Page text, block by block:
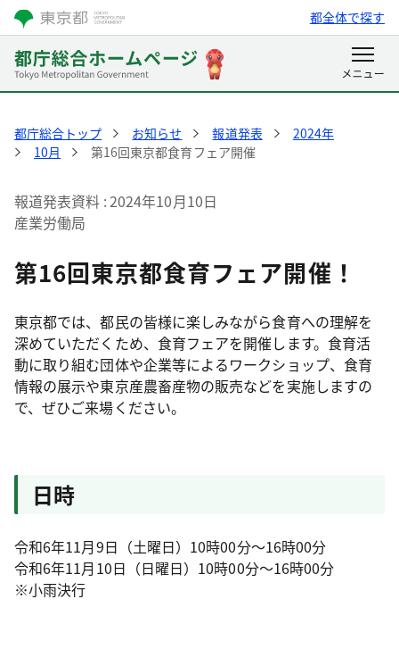
都全体で探す
都庁総合トップ お知らせ 報道発表
2024年
10月
第16回東京都食育フェア開催
報道発表資料 2024年10月10日
産業労働局
第16回東京都食育フェア開催！
東京都では、都民の皆様に楽しみながら食育への理解を
深めていただくため、食育フェアを開催します。食育活
動に取り組む団体や企業等によるワークショップ、食育
情報の展示や東京産農畜産物の販売などを実施しますの
で、ぜひご来場ください。
日時
令和6年11月9日（土曜日）10時00分～16時00分
令和6年11月10日（日曜日）10時00分～16時00分
※小雨決行